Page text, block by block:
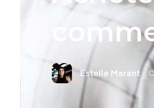
Estelle Marant